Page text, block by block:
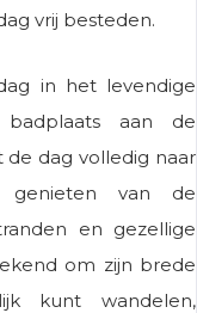
vrij besteden.
in het levendige
badplaats aan de
de dag volledig naar
genieten van de
en gezellige
om zijn brede
kunt wandelen,